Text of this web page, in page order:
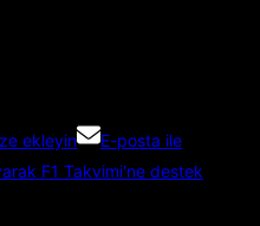
ekleyin
E-posta ile
F1 Takvimi'ne destek